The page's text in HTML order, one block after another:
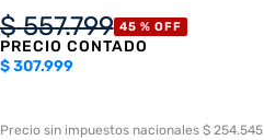
$ 557.799 45 % OFF
PRECIO CONTADO
$307.999
Precio sin impuestos nacionales $ 254.545